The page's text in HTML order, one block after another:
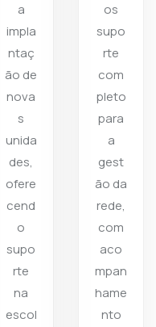
a
impla
ntaç
ão de
nova
s
unida
des,
ofere
cend
o
supo
rte
na
escol
os
supo
rte
com
pleto
para
a
gest
ão da
rede,
com
aco
mpan
hame
nto